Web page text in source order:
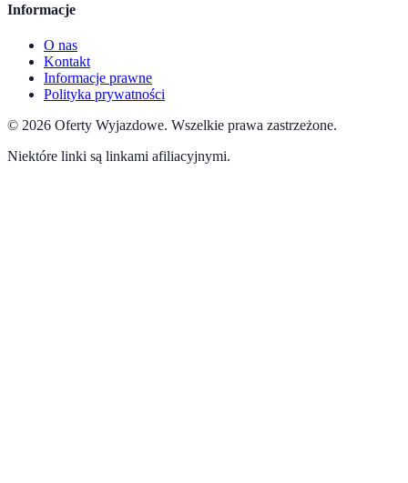
Informacje
O nas
Kontakt
Informacje prawne
Polityka prywatności
© 2026 Oferty Wyjazdowe. Wszelkie prawa zastrzeżone.
Niektóre linki są linkami afiliacyjnymi.